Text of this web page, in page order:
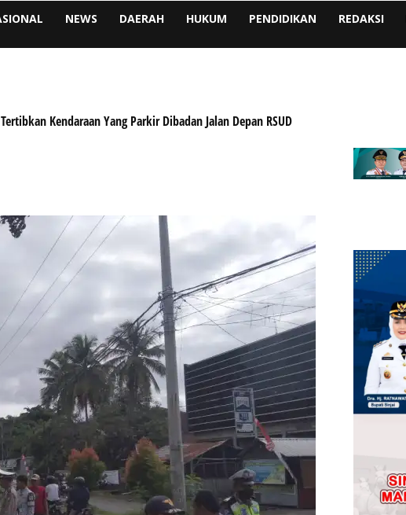
NEWS DAERAH HUKUM PENDIDIKAN REDAKSI
Kendaraan Yang Parkir Dibadan Jalan Depan RSUD